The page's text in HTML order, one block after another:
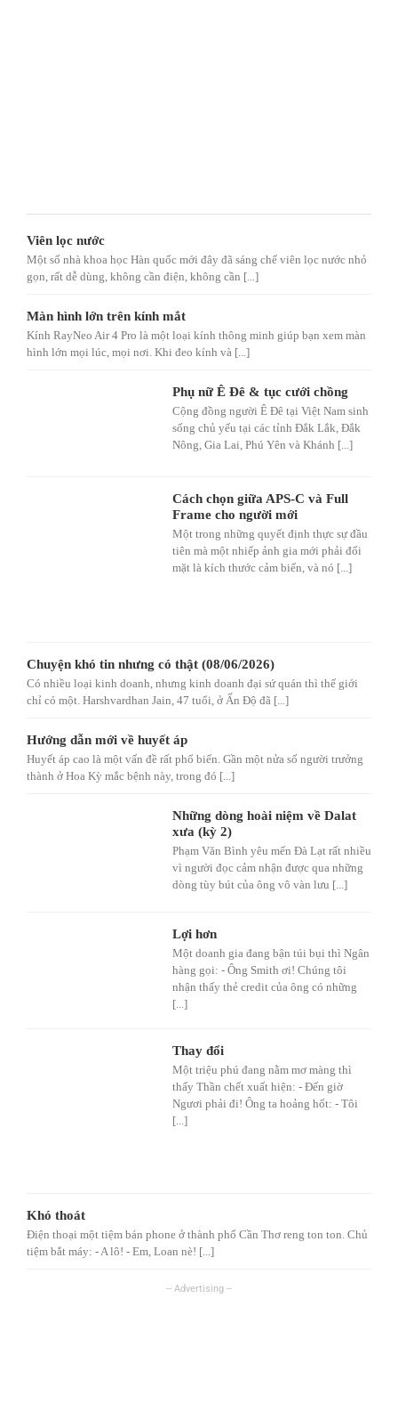
Viên lọc nước
Một số nhà khoa học Hàn quốc mới đây đã sáng chế viên lọc nước nhỏ
gọn, rất dễ dùng, không cần điện, không cần [...]
Màn hình lớn trên kính mắt
Kính RayNeo Air 4 Pro là một loại kính thông minh giúp bạn xem màn
hình lớn mọi lúc, mọi nơi. Khi đeo kính và [...]
Phụ nữ Ê Đê & tục cưới chồng
Cộng đồng người Ê Đê tại Việt Nam sinh
sống chủ yếu tại các tỉnh Đắk Lắk, Đắk
Nông, Gia Lai, Phú Yên và Khánh [...]
Cách chọn giữa APS-C và Full
Frame cho người mới
Một trong những quyết định thực sự đầu
tiên mà một nhiếp ảnh gia mới phải đối
mặt là kích thước cảm biến, và nó [...]
Chuyện khó tin nhưng có thật (08/06/2026)
Có nhiều loại kinh doanh, nhưng kinh doanh đại sứ quán thì thế giới
chỉ có một. Harshvardhan Jain, 47 tuổi, ở Ấn Độ đã [...]
Hướng dẫn mới về huyết áp
Huyết áp cao là một vấn đề rất phổ biến. Gần một nửa số người trưởng
thành ở Hoa Kỳ mắc bệnh này, trong đó [...]
Những dòng hoài niệm về Dalat
xưa (kỳ 2)
Phạm Văn Bình yêu mến Đà Lạt rất nhiều
vì người đọc cảm nhận được qua những
dòng tùy bút của ông vô vàn lưu [...]
Lợi hơn
Một doanh gia đang bận túi bụi thì Ngân
hàng gọi: - Ông Smith ơi! Chúng tôi
nhận thấy thẻ credit của ông có những
[...]
Thay đổi
Một triệu phú đang nằm mơ màng thì
thấy Thần chết xuất hiện: - Đến giờ
Ngươi phải đi! Ông ta hoảng hốt: - Tôi
[...]
Khó thoát
Điện thoại một tiệm bán phone ở thành phố Cần Thơ reng ton ton. Chủ
tiệm bắt máy: - A lô! - Em, Loan nè! [...]